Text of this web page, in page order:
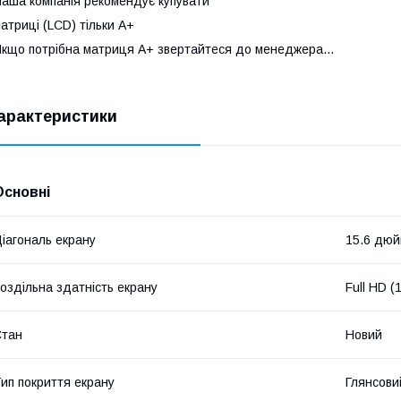
(LCD) тільки А+
потрібна матриця А+ звертайтеся до менеджера...
екрану 15.6
здатність екрану Full HD
Новий
покриття екрану